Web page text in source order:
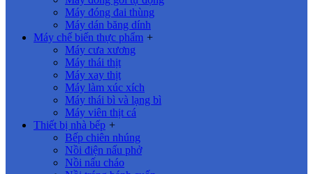
Máy đóng đai thùng
Máy dán băng dính
Máy chế biến thực phẩm +
Máy cưa xương
Máy thái thịt
Máy xay thịt
Máy làm xúc xích
Máy thái bì và lạng bì
Máy viên thịt cá
Thiết bị nhà bếp +
Bếp chiên nhúng
Nồi điện nấu phở
Nồi nấu cháo